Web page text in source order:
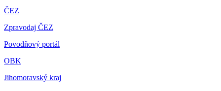
ČEZ
Zpravodaj ČEZ
Povodňový portál
OBK
Jihomoravský kraj